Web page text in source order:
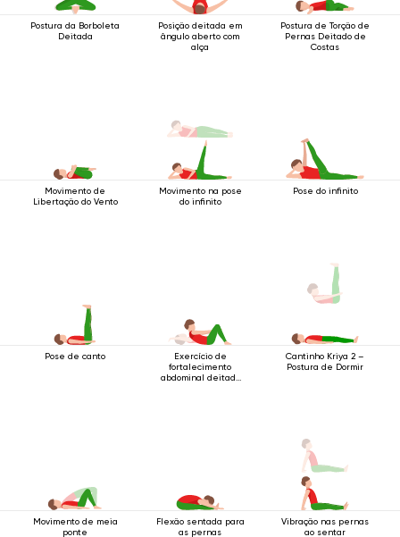
Postura da Borboleta
Deitada
Posição deitada em
ângulo aberto com
alça
Postura de Torção de
Pernas Deitado de
Costas
Movimento de
Libertação do Vento
Movimento na pose
do infinito
Pose do infinito
Pose de canto
Exercício de
fortalecimento
abdominal deitado
Cantinho Kriya 2 –
Postura de Dormir
Movimento de meia
ponte
Flexão sentada para
as pernas
Vibração nas pernas
ao sentar